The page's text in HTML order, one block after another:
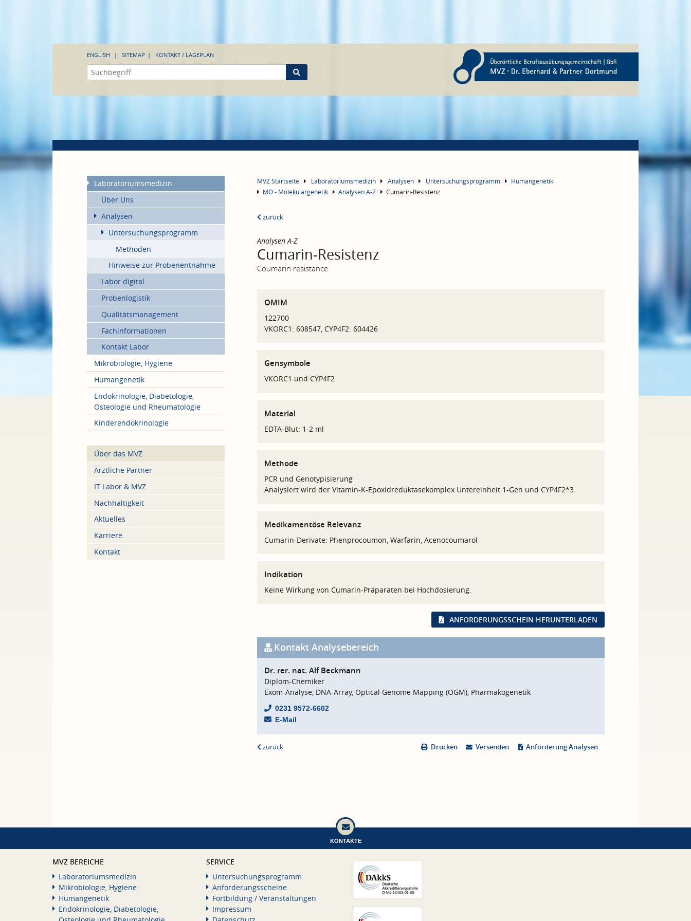
ENGLISH SITEMAP KONTAKT / LAGEPLAN
Laboratoriumsmedizin
Über Uns
Analysen
Untersuchungsprogramm
Methoden
Hinweise zur Probenentnahme
Labor digital
Probenlogistik
Qualitätsmanagement
Fachinformationen
Kontakt Labor
Mikrobiologie, Hygiene
Humangenetik
Endokrinologie, Diabetologie,
Osteologie und Rheumatologie
Kinderendokrinologie
Über das MVZ
Ärztliche Partner
IT Labor & MVZ
Nachhaltigkeit
Aktuelles
Karriere
Kontakt
MVZ Startseite Laboratoriumsmedizin Analysen Untersuchungsprogramm
Humangenetik
MO - Molekulargenetik
Analysen A-Z Cumarin-Resistenz
zurück
Analysen A-Z
Cumarin-Resistenz
Coumarin resistance
OMIM
122700
VKORC1: 608547, CYP4F2: 604426
Gensymbole
VKORC1 und CYP4F2
Material
EDTA-Blut: 1-2 ml
Methode
PCR und Genotypisierung
Analysiert wird der Vitamin-K-Epoxidreduktasekomplex Untereinheit 1-Gen und CYP4F2*3.
Medikamentöse Relevanz
Cumarin-Derivate: Phenprocoumon, Warfarin, Acenocoumarol
Indikation
Keine Wirkung von Cumarin-Präparaten bei Hochdosierung.
ANFORDERUNGSSCHEIN HERUNTERLADEN
Kontakt Analysebereich
Dr. rer. nat. Alf Beckmann
Diplom-Chemiker
Exom-Analyse, DNA-Array, Optical Genome Mapping (OGM), Pharmakogenetik
0231 9572-6602
E-Mail
Drucken Versenden Anforderung Analysen
zurück
KONTAKTE
MVZ BEREICHE
Laboratoriumsmedizin
Mikrobiologie, Hygiene
Humangenetik
Endokrinologie, Diabetologie,
SERVICE
Untersuchungsprogramm
Anforderungsscheine
Fortbildung / Veranstaltungen
Impressum